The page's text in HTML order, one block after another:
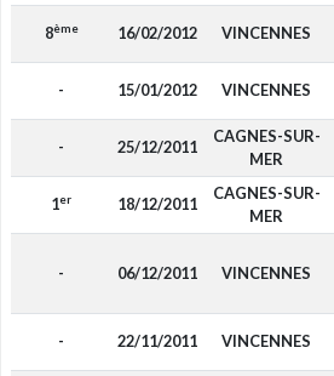
8ème 16/02/2012 VINCENNES
- 15/01/2012 VINCENNES
- 25/12/2011
CAGNES-SUR-
MER
1er 18/12/2011
CAGNES-SUR-
MER
- 06/12/2011 VINCENNES
- 22/11/2011 VINCENNES